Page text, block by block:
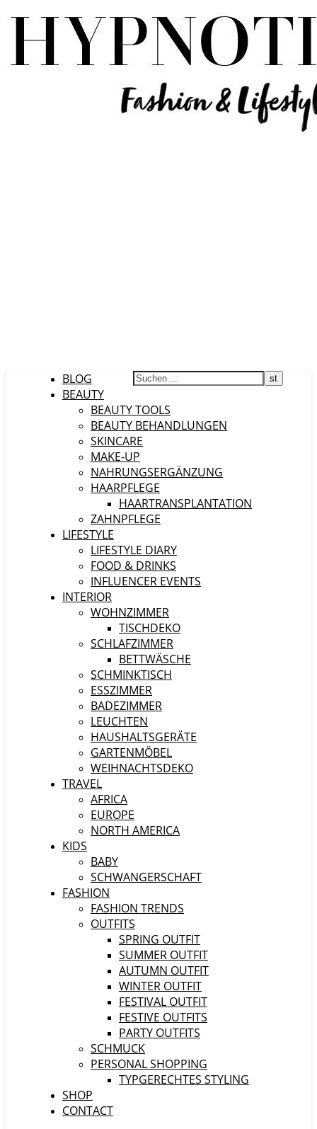
BLOG
BEAUTY
BEAUTY TOOLS
BEAUTY BEHANDLUNGEN
SKINCARE
MAKE-UP
NAHRUNGSERGÄNZUNG
HAARPFLEGE
HAARTRANSPLANTATION
ZAHNPFLEGE
LIFESTYLE
LIFESTYLE DIARY
FOOD & DRINKS
INFLUENCER EVENTS
INTERIOR
WOHNZIMMER
TISCHDEKO
SCHLAFZIMMER
BETTWÄSCHE
SCHMINKTISCH
ESSZIMMER
BADEZIMMER
LEUCHTEN
HAUSHALTSGERÄTE
GARTENMÖBEL
WEIHNACHTSDEKO
TRAVEL
AFRICA
EUROPE
NORTH AMERICA
KIDS
BABY
SCHWANGERSCHAFT
FASHION
FASHION TRENDS
OUTFITS
SPRING OUTFIT
SUMMER OUTFIT
AUTUMN OUTFIT
WINTER OUTFIT
FESTIVAL OUTFIT
FESTIVE OUTFITS
PARTY OUTFITS
SCHMUCK
PERSONAL SHOPPING
TYPGERECHTES STYLING
SHOP
CONTACT